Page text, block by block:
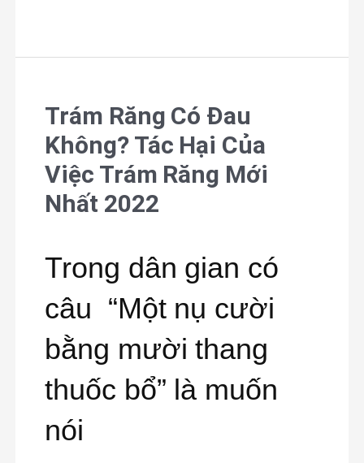
Trám Răng Có Đau
Không? Tác Hại Của
Việc Trám Răng Mới
Nhất 2022
Trong dân gian có
câu “Một nụ cười
bằng mười thang
thuốc bổ” là muốn
nói
Trám
Răng
Có
Không?
Tác
Hại
Của
Việc